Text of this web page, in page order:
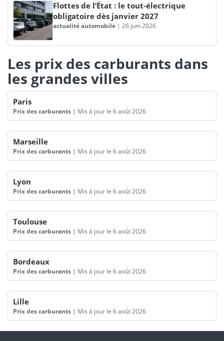
Flottes de l’État : le tout-électrique
obligatoire dès janvier 2027
actualité automobile | 26 juin 2026
Les prix des carburants dans
les grandes villes
Paris
Prix des carburants | Mis à jour le 6 août 2026
Marseille
Prix des carburants | Mis à jour le 6 août 2026
Lyon
Prix des carburants | Mis à jour le 6 août 2026
Toulouse
Prix des carburants | Mis à jour le 6 août 2026
Bordeaux
Prix des carburants | Mis à jour le 6 août 2026
Lille
Prix des carburants | Mis à jour le 6 août 2026